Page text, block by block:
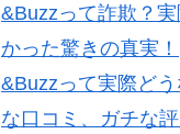
&Buzzって詐欺？
かった驚きの真実！
&Buzzって実際ど
な口コミ、ガチな